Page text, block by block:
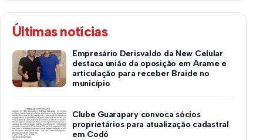
Últimas notícias
Empresário Derisvaldo da New Celular
destaca união da oposição em Arame e
articulação para receber Braide no
município
Clube Guarapary convoca sócios
proprietários para atualização cadastral
em Codó